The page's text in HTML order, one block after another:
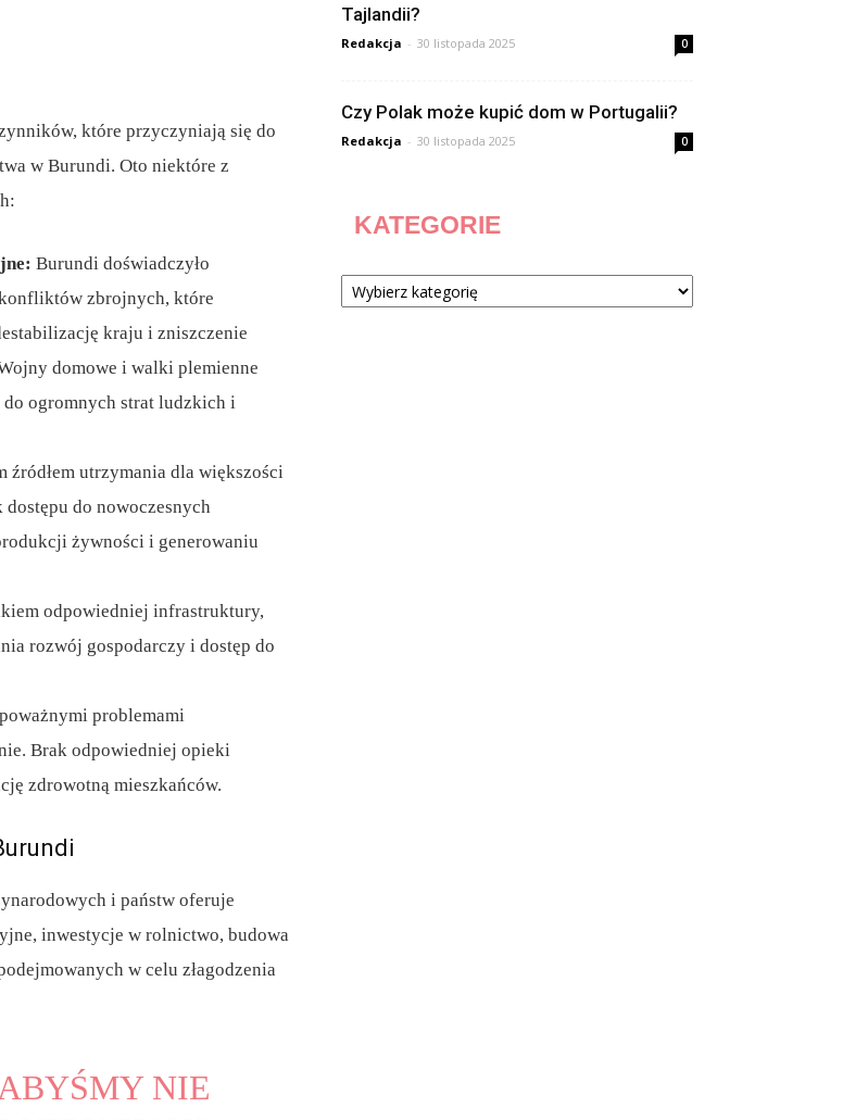
które przyczyniają się do
w Burundi. Oto niektóre z
Burundi doświadczyło
zbrojnych, które
kraju i zniszczenie
domowe i walki plemienne
do ogromnych strat ludzkich i
źródłem utrzymania dla większości
do nowoczesnych
żywności i generowaniu
odpowiedniej infrastruktury,
rozwój gospodarczy i dostęp do
problemami
Brak odpowiedniej opieki
zdrowotną mieszkańców.
i państw oferuje
inwestycje w rolnictwo, budowa
w celu złagodzenia
NIE
Tajlandii?
Redakcja - 30 listopada 2025 0
Czy Polak może kupić dom w Portugalii?
Redakcja - 30 listopada 2025 0
KATEGORIE
Kategorie